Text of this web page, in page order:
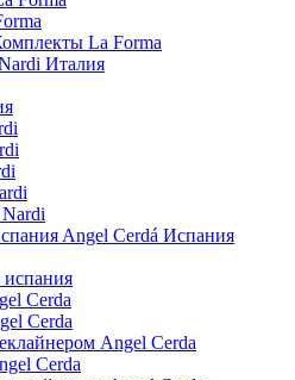
La Forma
Италия
Angel Cerdá Испания
испания
Cerda
Cerda
Angel Cerda
Cerda